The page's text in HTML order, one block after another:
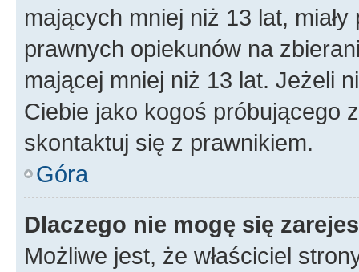
mających mniej niż 13 lat,
prawnych opiekunów na
mającej mniej niż 13 lat. Jeżeli
Ciebie jako kogoś próbującego
skontaktuj się z prawnikiem.
Góra
Dlaczego nie mogę się
Możliwe jest, że właściciel